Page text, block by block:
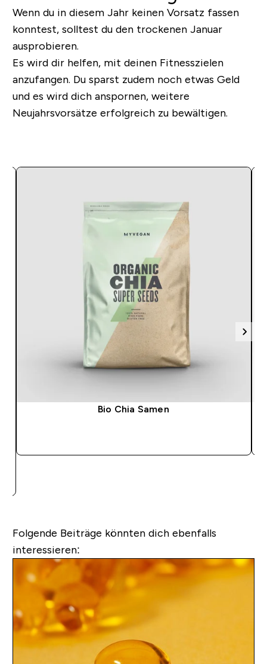
Wenn du in diesem Jahr keinen Vorsatz fassen
konntest, solltest du den trockenen Januar
ausprobieren.
Es wird dir helfen, mit deinen Fitnesszielen
anzufangen. Du sparst zudem noch etwas Geld
und es wird dich anspornen, weitere
Neujahrsvorsätze erfolgreich zu bewältigen.
Bio Chia Samen
Folgende Beiträge könnten dich ebenfalls
interessieren: